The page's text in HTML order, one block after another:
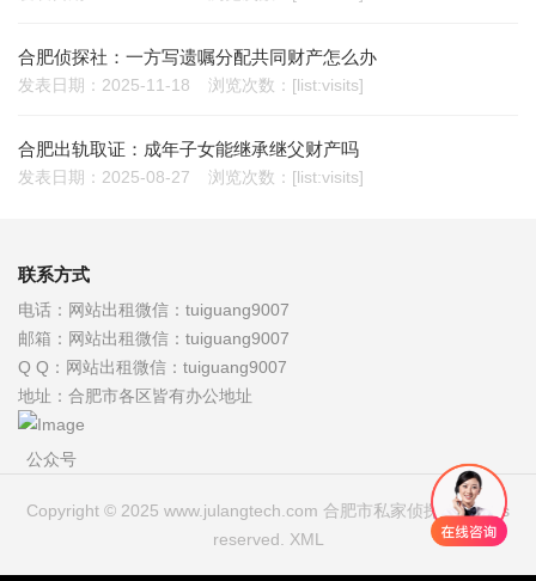
合肥侦探社：一方写遗嘱分配共同财产怎么办
发表日期：2025-11-18 浏览次数：[list:visits]
合肥出轨取证：成年子女能继承继父财产吗
发表日期：2025-08-27 浏览次数：[list:visits]
联系方式
电话： 网站出租微信：tuiguang9007
邮箱： 网站出租微信：tuiguang9007
Q Q： 网站出租微信：tuiguang9007
地址： 合肥市各区皆有办公地址
公众号
Copyright © 2025 www.julangtech.com 合肥市私家侦探 All rights
reserved. XML